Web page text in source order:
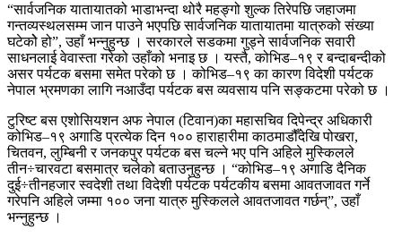
“सार्वजनिक यातायातको भाडाभन्दा थोरै महङ्गो शुल्क तिरेपछि जहाजमा
गन्तव्यस्थलसम्म जान पाउने भएपछि सार्वजनिक यातायातमा यात्रुको संख्या
घटेकोे हो”, उहाँ भन्नुहुन्छ । सरकारले सडकमा गुड्ने सार्वजनिक सवारी
साधनलाई वेवास्ता गरेको उहाँको भनाइ छ । यस्तै, कोभिड–१९ र बन्दाबन्दीको
असर पर्यटक बसमा समेत परेको छ । कोभिड–१९ का कारण विदेशी पर्यटक
नेपाल भ्रमणका लागि नआउँदा पर्यटक बस व्यवसाय पनि सङ्कटमा परेको छ ।
टुरिष्ट बस एशोसियशन अफ नेपाल (टिवान)का महासचिव दिपेन्द्र अधिकारी
कोभिड–१९ अगाडि प्रत्येक दिन १०० हाराहारीमा काठमाडौँदेखि पोखरा,
चितवन, लुम्बिनी र जनकपुर पर्यटक बस चल्ने भए पनि अहिले मुस्किलले
तीन÷चारवटा बसमात्र चलेको बताउनुहुन्छ । “कोभिड–१९ अगाडि दैनिक
दुई÷तीनहजार स्वदेशी तथा विदेशी पर्यटक पर्यटकीय बसमा आवतजावत गर्ने
गरेपनि अहिले जम्मा १०० जना यात्रु मुस्किलले आवतजावत गर्छन्”, उहाँ
भन्नुहुन्छ ।